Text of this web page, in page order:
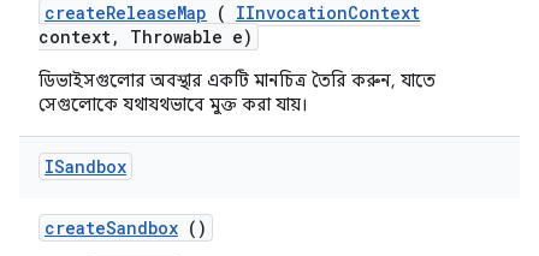
createReleaseMap ( IInvocationContext
context, Throwable e)
ডিভাইসগুলোর অবস্থার একটি মানচিত্র তৈরি করুন, যাতে
সেগুলোকে যথাযথভাবে মুক্ত করা যায়।
ISandbox
createSandbox ()